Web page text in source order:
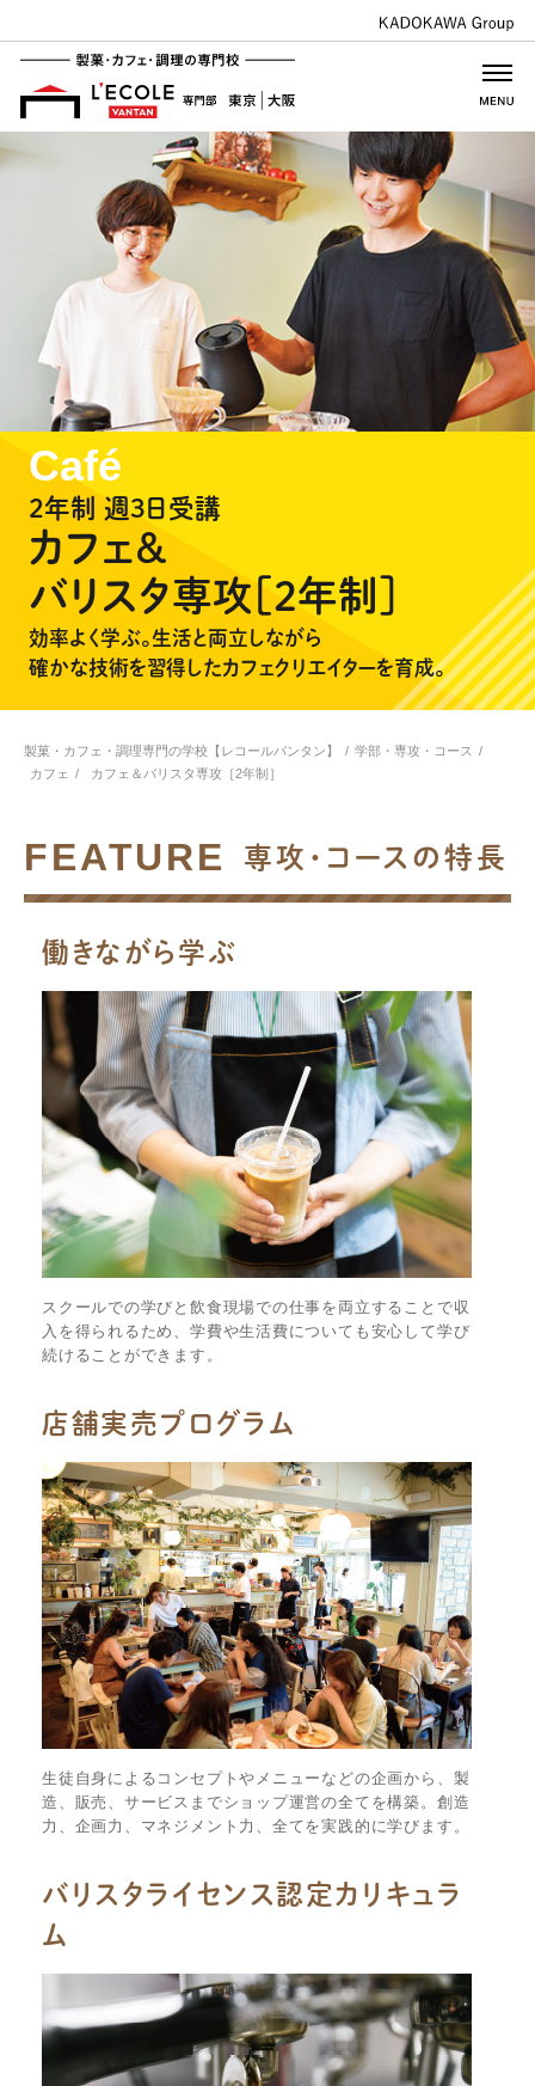
Café
2年制 週3日受講
カフェ＆
バリスタ専攻［2年制］
効率よく学ぶ。生活と両立しながら
確かな技術を習得したカフェクリエイターを育成。
製菓・カフェ・調理専門の学校【レコールバンタン】 / 学部・専攻・コース /
カフェ / カフェ＆バリスタ専攻［2年制］
FEATURE 専攻・コースの特長
働きながら学ぶ
スクールでの学びと飲食現場での仕事を両立することで収
入を得られるため、学費や生活費についても安心して学び
続けることができます。
店舗実売プログラム
生徒自身によるコンセプトやメニューなどの企画から、製
造、販売、サービスまでショップ運営の全てを構築。創造
力、企画力、マネジメント力、全てを実践的に学びます。
バリスタライセンス認定カリキュラ
ム